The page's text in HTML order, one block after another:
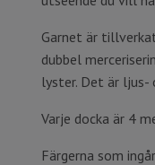
Garnet är
dubbel
lyster. Det är
Varje docka är 4
Färgerna som